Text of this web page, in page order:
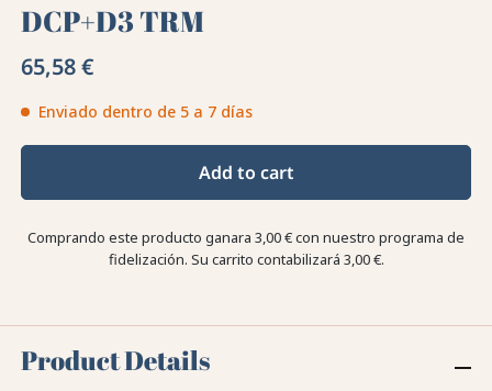
DCP+D3 TRM
65,58 €
Enviado dentro de 5 a 7 días
Add to cart
Comprando este producto ganara 3,00 €con nuestro programa de
fidelización. Su carrito contabilizará 3,00 €.
Product Details